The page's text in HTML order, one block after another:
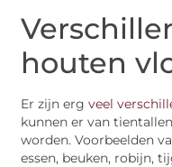
houten
Er zijn ergveel
kunnen er van
worden. Voorbeelden
essen, beuken, robijn,